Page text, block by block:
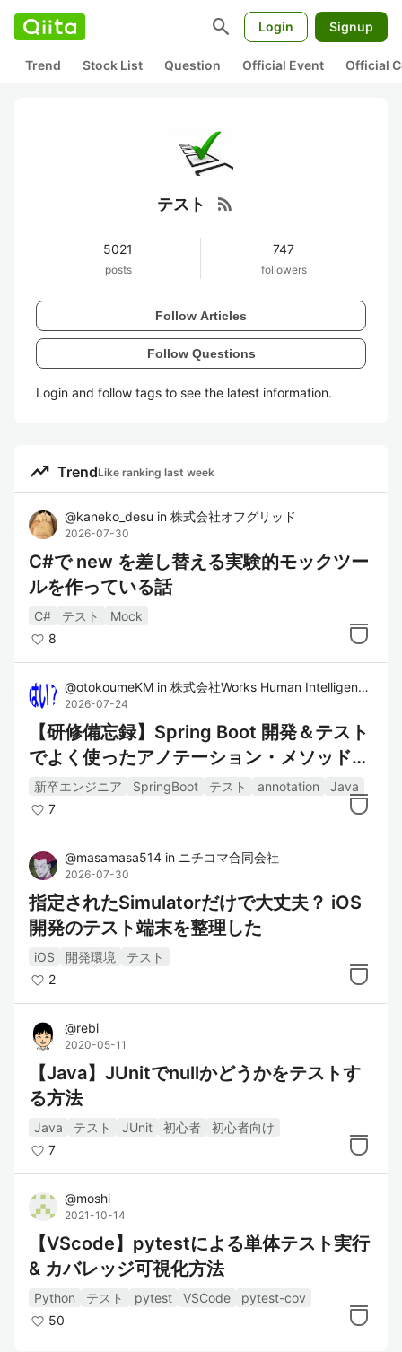
search Login Signup
Trend Stock List Question Official Event Official
テスト rss_feed
5021
posts
747
followers
Follow Articles
Follow Questions
Login and follow tags to see the latest information.
trending_up TrendLike ranking last week
@kaneko_desu in 株式会社オフグリッド
2026-07-30
C#で new を差し替える実験的モックツー
ルを作っている話
C# テスト
Mock
8
@otokoumeKM in 株式会社Works Human Intelligence
2026-07-24
【研修備忘録】Spring Boot 開発＆テスト
でよく使ったアノテーション・メソッドま
とめ
新卒エンジニア SpringBoot テスト annotation
Java
7
@masamasa514 in ニチコマ合同会社
2026-07-30
指定されたSimulatorだけで大丈夫？ iOS
開発のテスト端末を整理した
iOS 開発環境
テスト
2
@rebi
2020-05-11
【Java】JUnitでnullかどうかをテストす
る方法
Java テスト JUnit 初心者
初心者向け
7
@moshi
2021-10-14
【VScode】pytestによる単体テスト実行
& カバレッジ可視化方法
Python テスト pytest VSCode
pytest-cov
50